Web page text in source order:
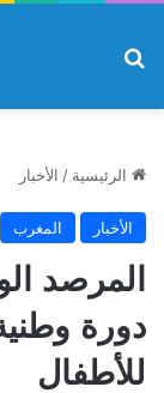
الرئيسية / الأخبار
الأخبار المغرب
المرصد
دورة
للأطفال